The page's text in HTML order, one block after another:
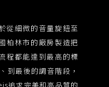
從細微的音量旋鈕至
柏林市的廠房製造把
程都能達到最高的標
到最後的調音階段，
追求完美和高品質的